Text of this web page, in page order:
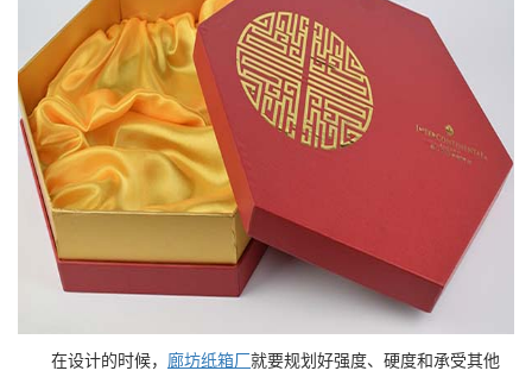
在设计的时候， 廊坊纸箱厂 就要规划好强度、硬度和承受其他